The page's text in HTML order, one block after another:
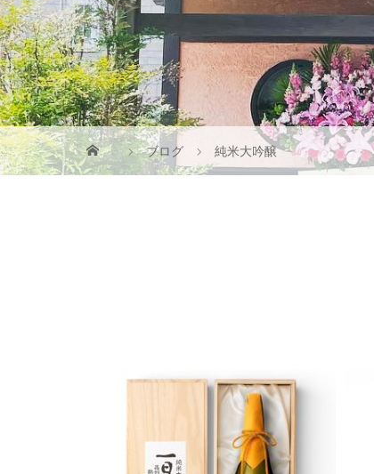
ブログ 純米大吟醸